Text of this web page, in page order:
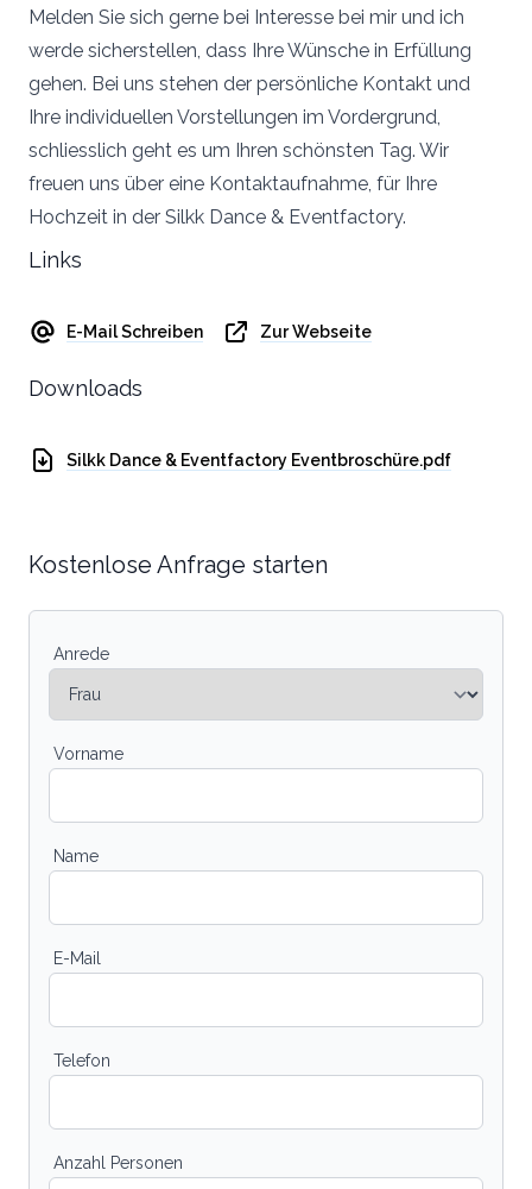
Melden Sie sich gerne bei Interesse bei mir und ich
werde sicherstellen, dass Ihre Wünsche in Erfüllung
gehen. Bei uns stehen der persönliche Kontakt und
Ihre individuellen Vorstellungen im Vordergrund,
schliesslich geht es um Ihren schönsten Tag. Wir
freuen uns über eine Kontaktaufnahme, für Ihre
Hochzeit in der Silkk Dance & Eventfactory.
Links
E-Mail Schreiben Zur Webseite
Downloads
Silkk Dance & Eventfactory Eventbroschüre.pdf
Kostenlose Anfrage starten
Anrede
Vorname
Name
E-Mail
Telefon
Anzahl Personen